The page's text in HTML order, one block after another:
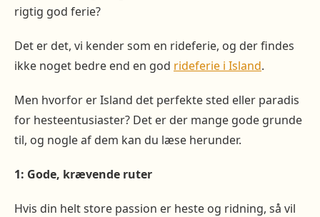
rigtig god ferie?
Det er det, vi kender som en rideferie, og der findes
ikke noget bedre end en god rideferie i Island.
Men hvorfor er Island det perfekte sted eller paradis
for hesteentusiaster? Det er der mange gode grunde
til, og nogle af dem kan du læse herunder.
1: Gode, krævende ruter
Hvis din helt store passion er heste og ridning, så vil